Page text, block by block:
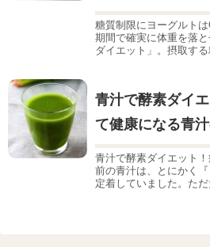
糖質制限にヨーグルト
期間で確実に体重を落
ダイエット」。摂取する
青汁で酵素ダイ
て健康になる青
青汁で酵素ダイエット
前の青汁は、とにかく
定着していました。た